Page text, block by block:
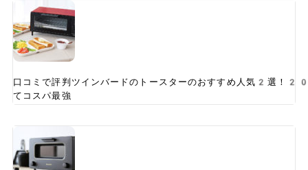
口コミで評判ツインバードのトースターのおすすめ人気2選
てコスパ最強